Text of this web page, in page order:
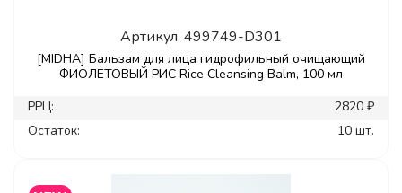
Артикул. 499749-D301
[MIDHA] Бальзам для лица гидрофильный очищающий
ФИОЛЕТОВЫЙ РИС Rice Cleansing Balm, 100 мл
РРЦ:
2820 ₽
Остаток:
10 шт.